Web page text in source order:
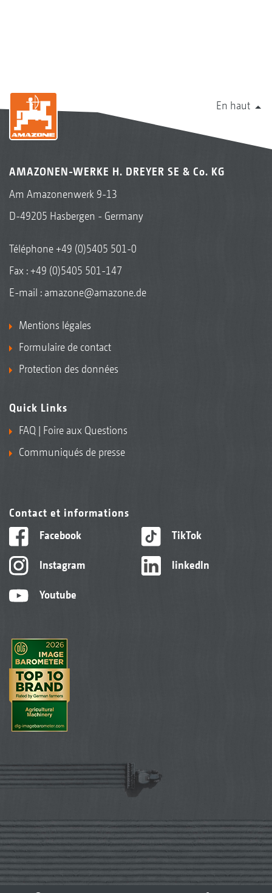
En haut
AMAZONEN-WERKE H. DREYER SE & Co. KG
Am Amazonenwerk 9-13
D-49205 Hasbergen - Germany
Téléphone+49 (0)5405 501-0
Fax : +49 (0)5405 501-147
E-mail : amazone@amazone.de
Mentions légales
Formulaire de contact
Protection des données
Quick Links
FAQ | Foire aux Questions
Communiqués de presse
Contact et informations
Facebook
Instagram
Youtube
TikTok
linkedIn